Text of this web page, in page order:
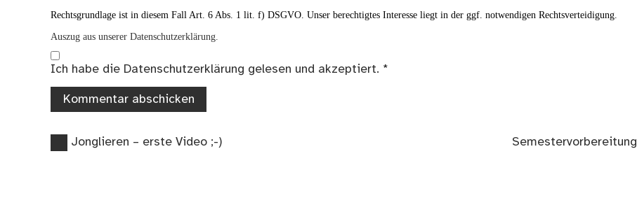
Rechtsgrundlage ist in diesem Fall Art. 6 Abs. 1 lit. f) DSGVO. Unser berechtigtes Interesse liegt in der ggf. notwendigen Rechtsverteidigung.
Auszug aus unserer Datenschutzerklärung.
Ich habe die Datenschutzerklärung gelesen und akzeptiert. *
Beitragsnavigation
Vorheriger
Jonglieren – erste Video ;-)
Nächster
Semestervorbereitung